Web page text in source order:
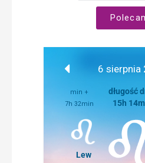
6 sierpnia
min +
7h 32min
długość
15h
Lew